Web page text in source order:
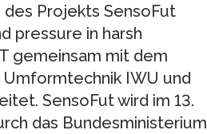
Projekts SensoFut
pressure in harsh
gemeinsam mit dem
IWU und
SensoFut wird im 13.
das Bundesministerium